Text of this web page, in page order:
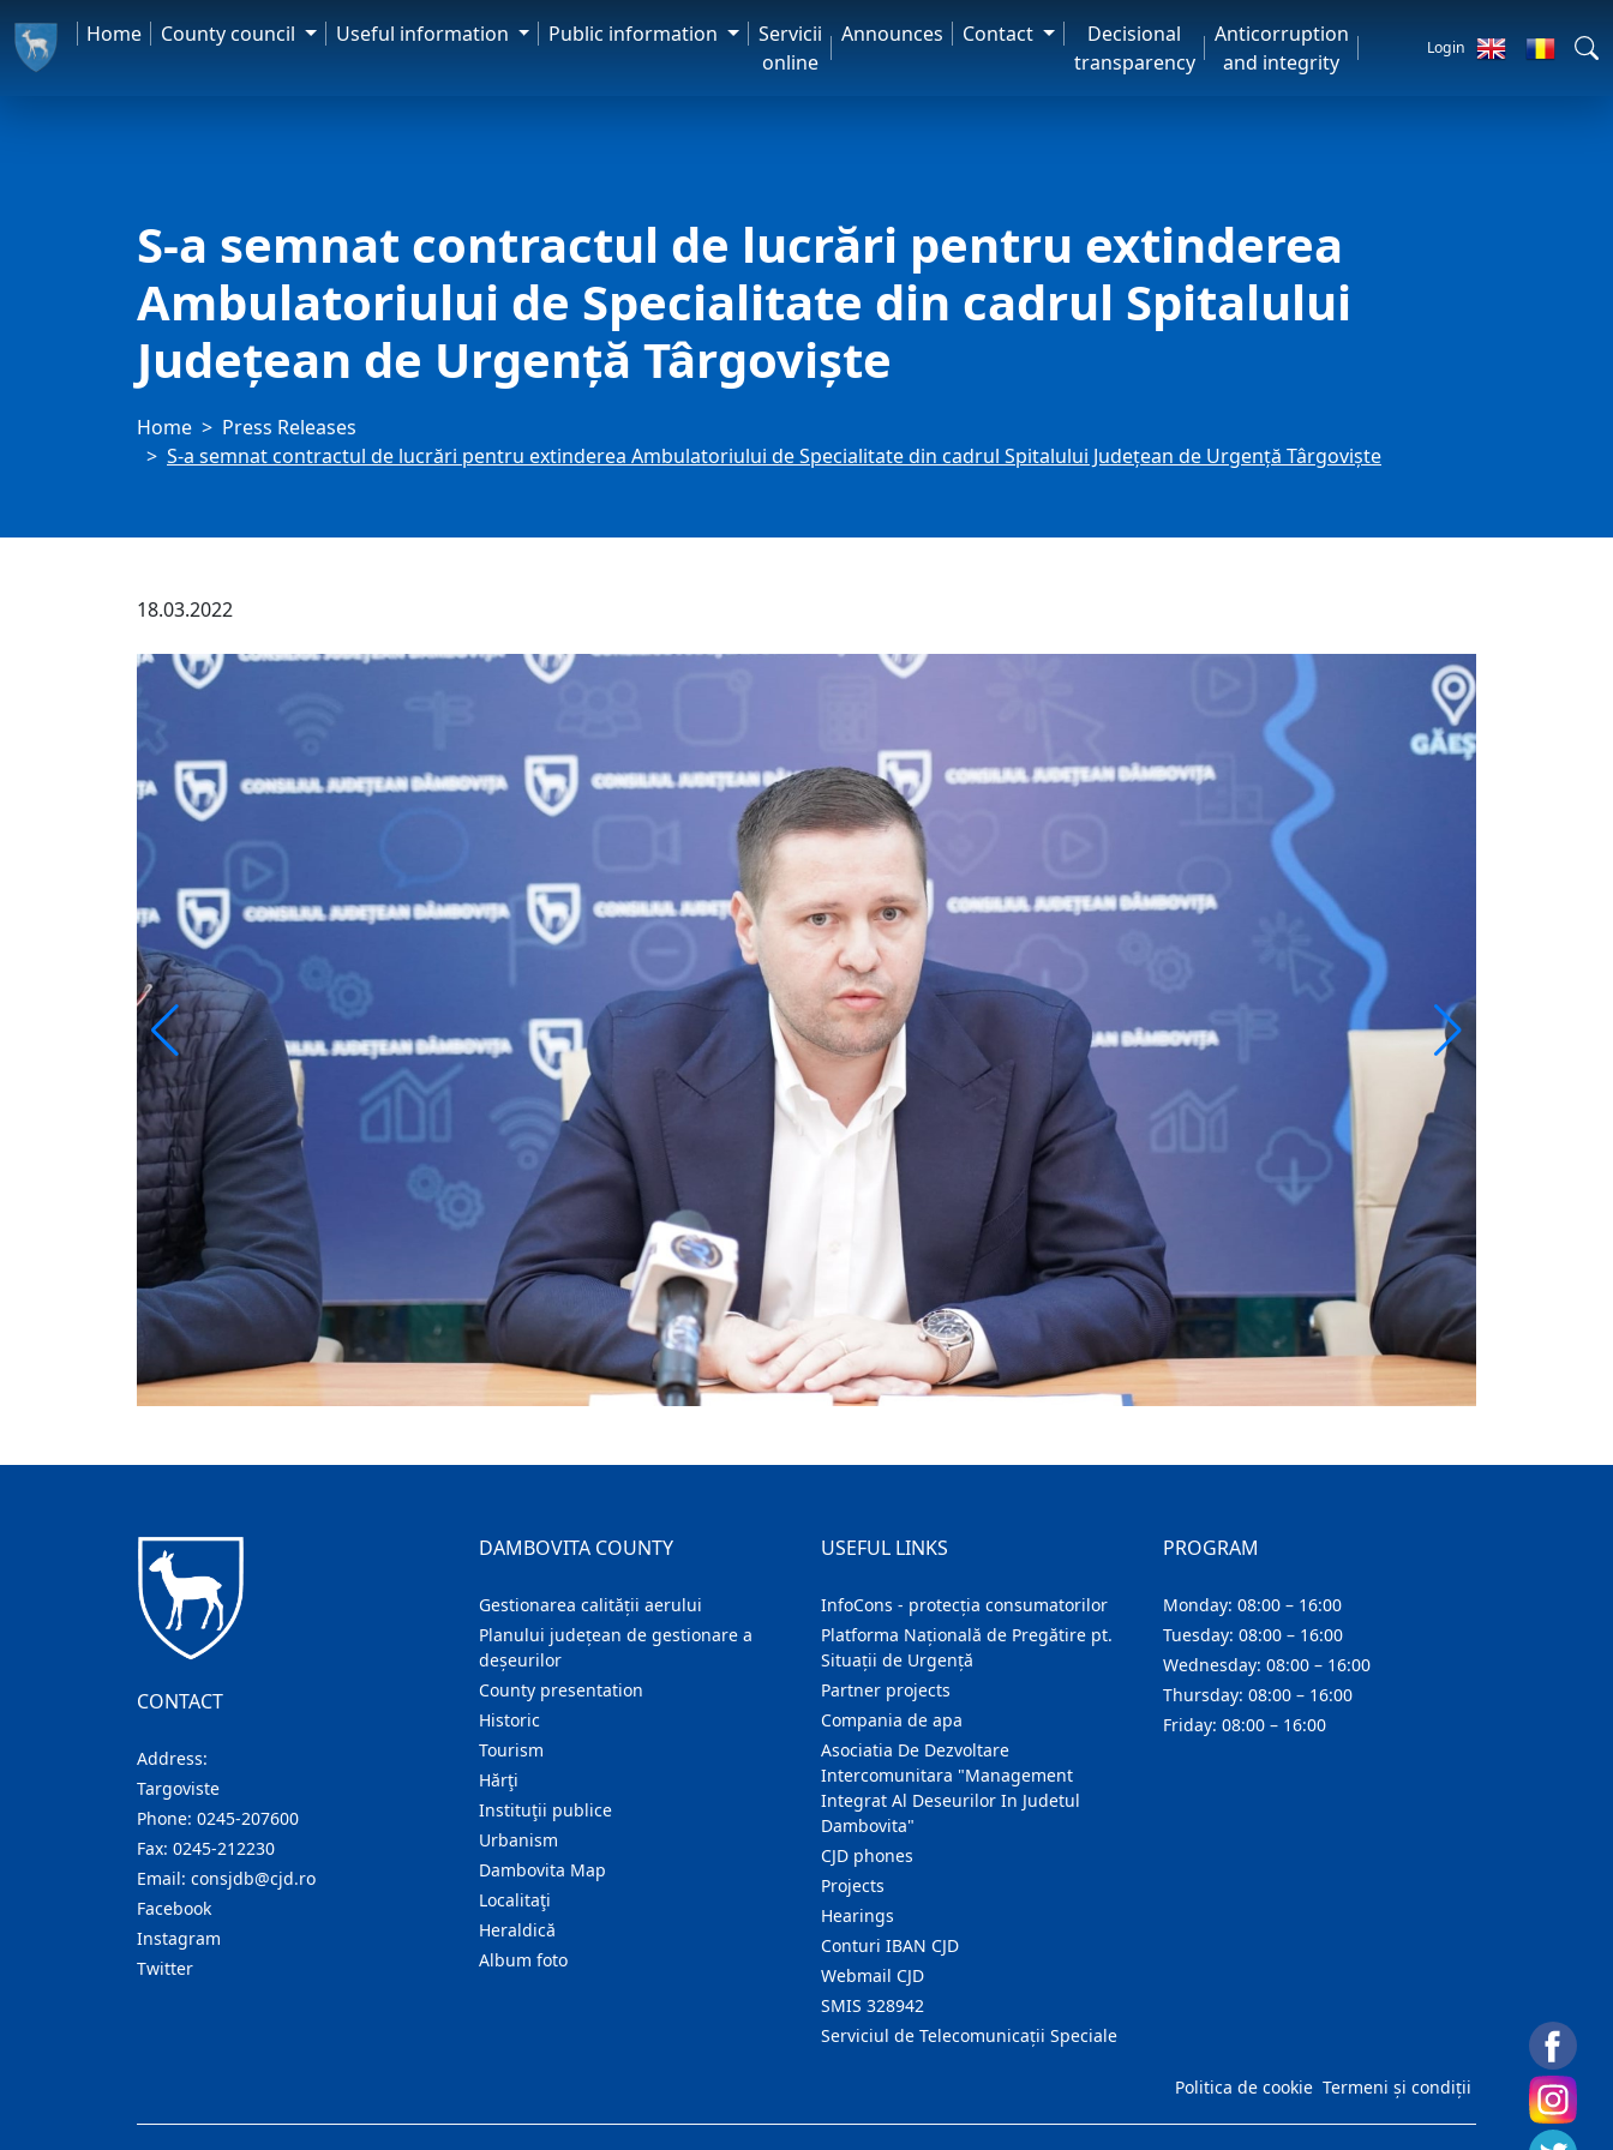
Home County council Useful information Public information
Servicii
online
Announces Contact
Decisional
transparency
Anticorruption
and integrity
Login
S-a semnat contractul de lucrări pentru extinderea
Ambulatoriului de Specialitate din cadrul Spitalului
Județean de Urgență Târgoviște
Home
Press Releases
S-a semnat contractul de lucrări pentru extinderea Ambulatoriului de Specialitate din cadrul Spitalului Județean de Urgență Târgoviște
18.03.2022
CONTACT
Address:
Targoviste
Phone: 0245-207600
Fax: 0245-212230
Email: consjdb@cjd.ro
Facebook
Instagram
Twitter
DAMBOVITA COUNTY
Gestionarea calității aerului
Planului județean de gestionare a
deșeurilor
County presentation
Historic
Tourism
Hărţi
Instituţii publice
Urbanism
Dambovita Map
Localitaţi
Heraldică
Album foto
USEFUL LINKS
InfoCons - protecția consumatorilor
Platforma Națională de Pregătire pt.
Situații de Urgență
Partner projects
Compania de apa
Asociatia De Dezvoltare
Intercomunitara "Management
Integrat Al Deseurilor In Judetul
Dambovita"
CJD phones
Projects
Hearings
Conturi IBAN CJD
Webmail CJD
SMIS 328942
Serviciul de Telecomunicații Speciale
PROGRAM
Monday: 08:00 – 16:00
Tuesday: 08:00 – 16:00
Wednesday: 08:00 – 16:00
Thursday: 08:00 – 16:00
Friday: 08:00 – 16:00
Politica de cookie Termeni și condiții